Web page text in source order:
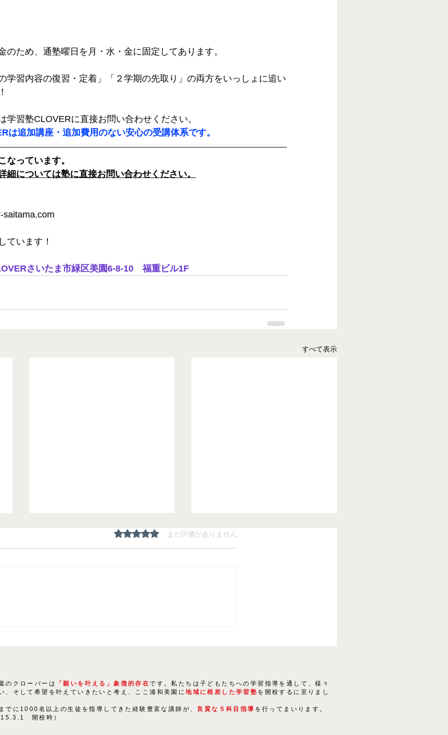
のため、通塾曜日を月・水・金に固定してあります。
学習内容の復習・定着」「２学期の先取り」の両方をいっしょに追い
習塾CLOVERに直接お問い合わせください。
は追加講座・追加費用のない安心の受講体系です。
なっています。
細については塾に直接お問い合わせください。
saitama.com
ています！
さいたま市緑区美園6-8-10　福重ビル1F
すべて表示
5つ星のうち0と評価されています。
まだ評価がありません
のクローバーは 「願いを叶える」象徴的存在です。私たちは子どもたちへの学習指導を通して、様々
、そして希望を叶えていきたいと考え、ここ浦和美園に地域に根差した学習塾 を開校するに至りまし
でに1000名以上の生徒を指導してきた経験豊富な講師が、 良質な５科目指導 を行ってまいります。
開校時）